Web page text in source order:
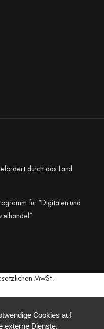
durch das Land
für “Digitalen und
MwSt.
Cookies auf
externe Dienste.